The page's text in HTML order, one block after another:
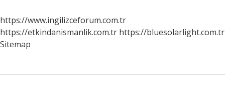
https://www.ingilizceforum.com.tr
https://etkindanismanlik.com.tr https://bluesolarlight.com.tr
Sitemap